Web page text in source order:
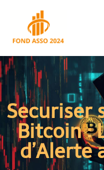
Securiser
Bitcoin :
d’Alerte